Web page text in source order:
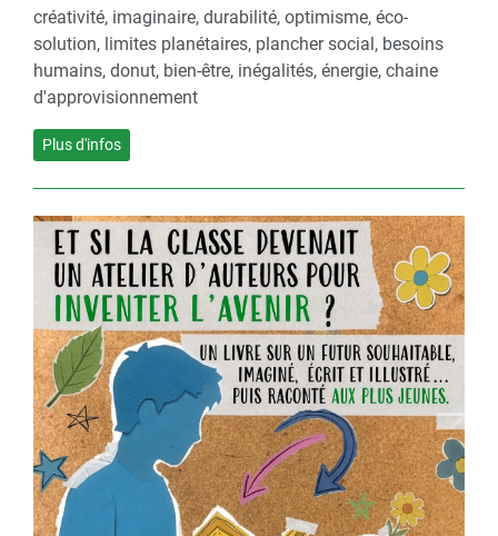
créativité, imaginaire, durabilité, optimisme, éco-
solution, limites planétaires, plancher social, besoins
humains, donut, bien-être, inégalités, énergie, chaine
d'approvisionnement
Plus d'infos